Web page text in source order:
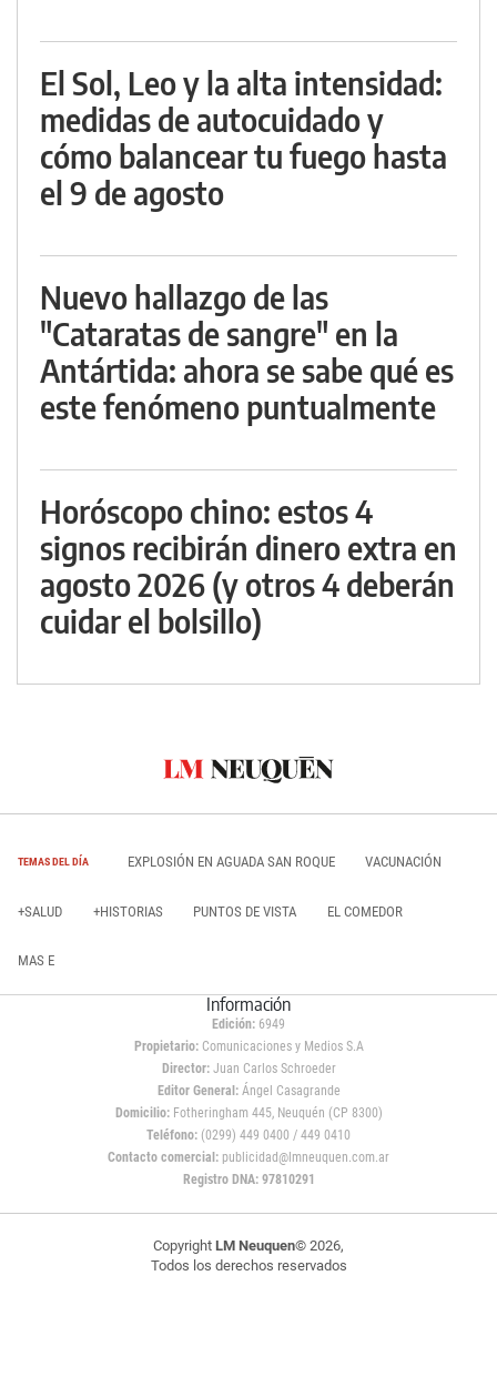
El Sol, Leo y la alta intensidad:
medidas de autocuidado y
cómo balancear tu fuego hasta
el 9 de agosto
Nuevo hallazgo de las
"Cataratas de sangre" en la
Antártida: ahora se sabe qué es
este fenómeno puntualmente
Horóscopo chino: estos 4
signos recibirán dinero extra en
agosto 2026 (y otros 4 deberán
cuidar el bolsillo)
TEMAS DEL DÍA EXPLOSIÓN EN AGUADA SAN ROQUE VACUNACIÓN
+SALUD +HISTORIAS PUNTOS DE VISTA EL COMEDOR
MAS E
Información
Edición: 6949
Propietario:Comunicaciones y Medios S.A
Director: Juan Carlos Schroeder
Editor General:Ángel Casagrande
Domicilio:Fotheringham 445, Neuquén (CP 8300)
Teléfono: (0299) 449 0400 / 449 0410
Contacto comercial: publicidad@lmneuquen.com.ar
Registro DNA: 97810291
Copyright LM Neuquen© 2026,
Todos los derechos reservados